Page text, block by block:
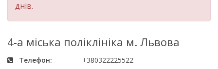
днів.
4-а міська поліклініка м. Львова
Телефон: +380322225522